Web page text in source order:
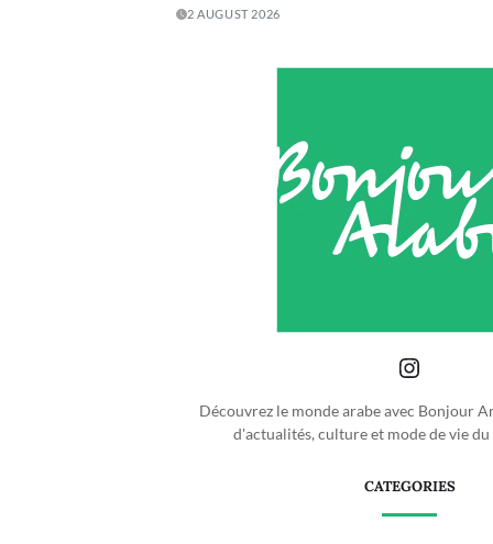
2 AUGUST 2026
Découvrez le monde arabe avec Bonjour
d'actualités, culture et mode de vie du
CATEGORIES